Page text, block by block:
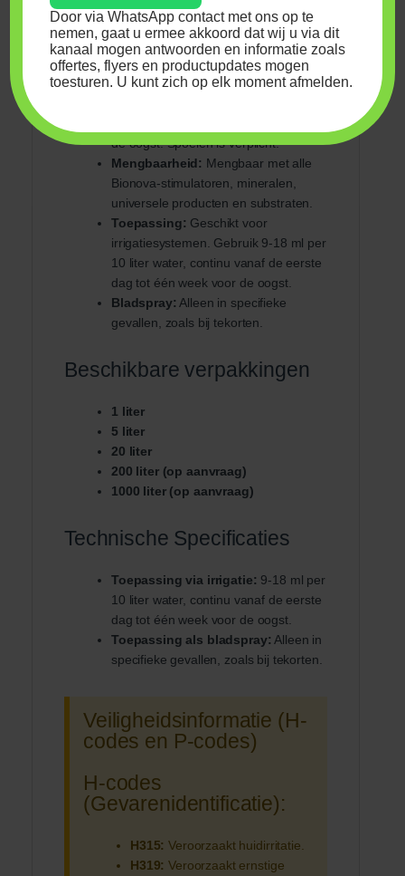
Hoe gebruik je Bionova
Coco Forte A+B Coco?
de oogst. Spoelen is verplicht.
Mengbaarheid: Mengbaar met alle
Bionova-stimulatoren, mineralen,
universele producten en substraten.
Toepassing: Geschikt voor
irrigatiesystemen. Gebruik 9-18 ml per
10 liter water, continu vanaf de eerste
dag tot één week voor de oogst.
Bladspray: Alleen in specifieke
gevallen, zoals bij tekorten.
Beschikbare verpakkingen
1 liter
5 liter
20 liter
200 liter (op aanvraag)
1000 liter (op aanvraag)
Technische Specificaties
Toepassing via irrigatie: 9-18 ml per
10 liter water, continu vanaf de eerste
dag tot één week voor de oogst.
Toepassing als bladspray: Alleen in
specifieke gevallen, zoals bij tekorten.
Veiligheidsinformatie (H-
codes en P-codes)
H-codes
(Gevarenidentificatie):
H315: Veroorzaakt huidirritatie.
H319: Veroorzaakt ernstige
Door via WhatsApp contact met ons op te
nemen, gaat u ermee akkoord dat wij u via dit
kanaal mogen antwoorden en informatie zoals
offertes, flyers en productupdates mogen
toesturen. U kunt zich op elk moment afmelden.